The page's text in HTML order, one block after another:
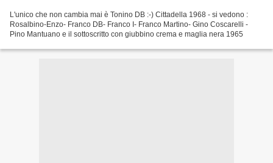
L'unico che non cambia mai è Tonino DB :-) Cittadella 1968 - si vedono :
Rosalbino-Enzo- Franco DB- Franco I- Franco Martino- Gino Coscarelli -
Pino Mantuano e il sottoscritto con giubbino crema e maglia nera 1965